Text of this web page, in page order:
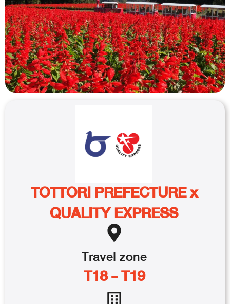
TOTTORI PREFECTURE x
QUALITY EXPRESS
Travelzone
T18 - T19